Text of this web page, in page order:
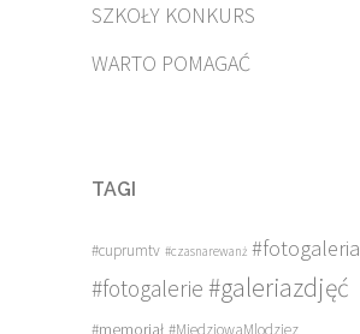
SZKOŁY KONKURS
WARTO POMAGAĆ
TAGI
#cuprumtv #czasnarewanż #fotogaleria
#fotogalerie #galeriazdjęć
#memoriał #MiedziowaMlodziez